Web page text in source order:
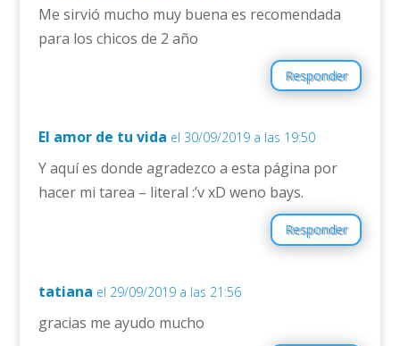
Me sirvió mucho muy buena es recomendada
para los chicos de 2 año
Responder
El amor de tu vida el 30/09/2019 a las 19:50
Y aquí es donde agradezco a esta página por
hacer mi tarea – literal :’v xD weno bays.
Responder
tatiana el 29/09/2019 a las 21:56
gracias me ayudo mucho